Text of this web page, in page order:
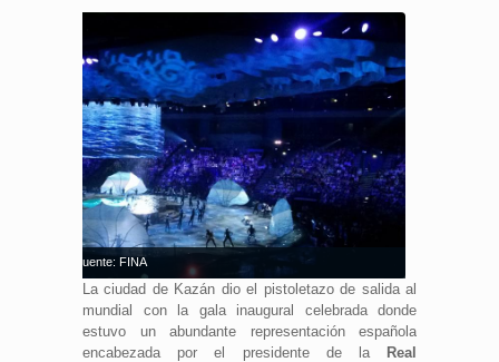
en Kazán. Fuente: FINA
La ciudad de Kazán dio el pistoletazo de salida al
mundial con la gala inaugural celebrada donde
estuvo un abundante representación española
encabezada por el presidente de la Real